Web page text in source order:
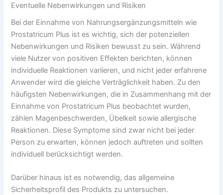
Eventuelle Nebenwirkungen und Risiken
Bei der Einnahme von Nahrungsergänzungsmitteln wie
Prostatricum Plus ist es wichtig, sich der potenziellen
Nebenwirkungen und Risiken bewusst zu sein. Während
viele Nutzer von positiven Effekten berichten, können
individuelle Reaktionen variieren, und nicht jeder erfahrene
Anwender wird die gleiche Verträglichkeit haben. Zu den
häufigsten Nebenwirkungen, die in Zusammenhang mit der
Einnahme von Prostatricum Plus beobachtet wurden,
zählen Magenbeschwerden, Übelkeit sowie allergische
Reaktionen. Diese Symptome sind zwar nicht bei jeder
Person zu erwarten, können jedoch auftreten und sollten
individuell berücksichtigt werden.
Darüber hinaus ist es notwendig, das allgemeine
Sicherheitsprofil des Produkts zu untersuchen.